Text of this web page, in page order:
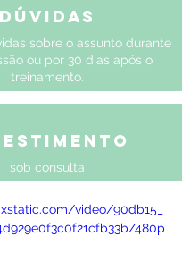
Dúvidas
sobre o assunto durante
ou por 30 dias após o
treinamento.
sob consulta
video/90db15_
480p